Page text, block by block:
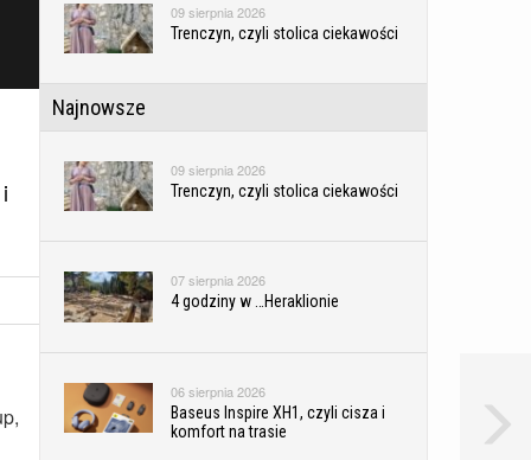
09 sierpnia 2026
Trenczyn, czyli stolica ciekawości
Najnowsze
09 sierpnia 2026
Trenczyn, czyli stolica ciekawości
07 sierpnia 2026
4 godziny w …Heraklionie
06 sierpnia 2026
Baseus Inspire XH1, czyli cisza i
komfort na trasie